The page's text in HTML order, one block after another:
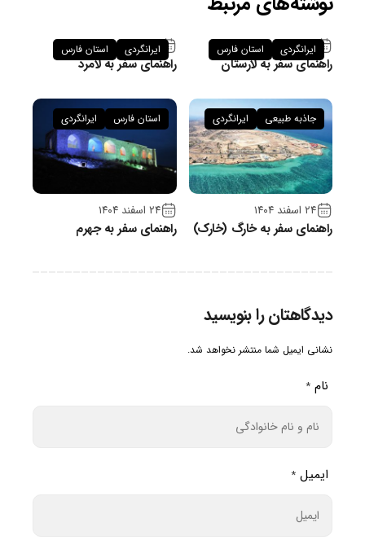
۲۶ فروردین ۱۴۰۵
راهنمای سفر به لارستان
ایرانگردی استان فارس ۲۶ فروردین ۱۴۰۵
راهنمای سفر به لامرد
ایرانگردی استان فارس
۲۴ اسفند ۱۴۰۴
راهنمای سفر به خارگ (خارک)
جاذبه طبیعی ایرانگردی
۲۴ اسفند ۱۴۰۴
راهنمای سفر به جهرم
استان فارس ایرانگردی
دیدگاهتان را بنویسید
نشانی ایمیل شما منتشر نخواهد شد.
نام *
ایمیل *